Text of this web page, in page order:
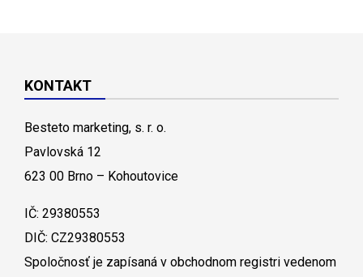
KONTAKT
Besteto marketing, s. r. o.
Pavlovská 12
623 00 Brno – Kohoutovice
IČ: 29380553
DIČ: CZ29380553
Spoločnosť je zapísaná v obchodnom registri vedenom